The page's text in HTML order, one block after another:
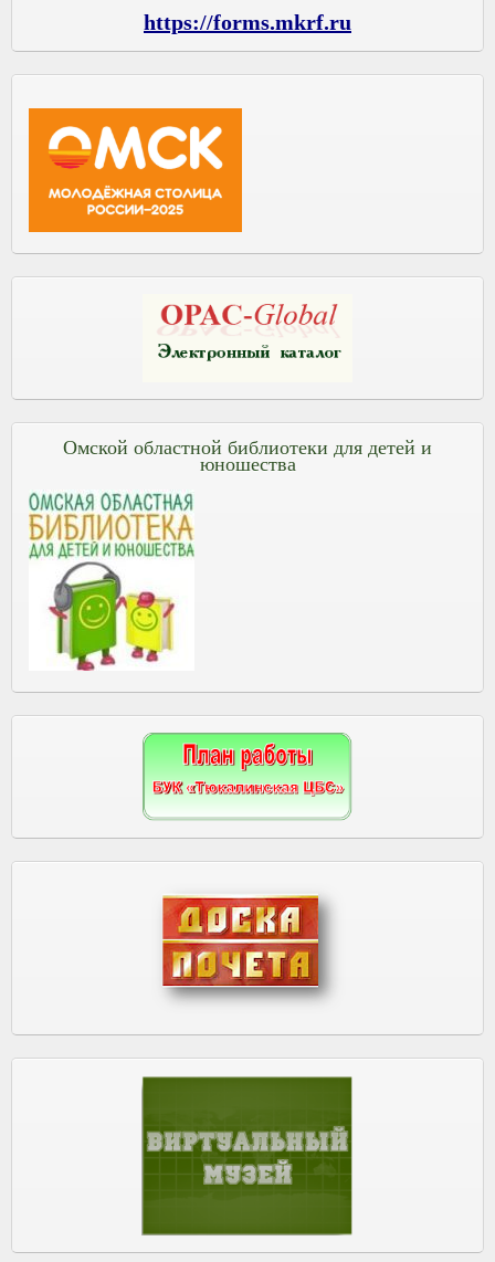
https://forms.mkrf.ru
Омской областной библиотеки для детей и
юношества